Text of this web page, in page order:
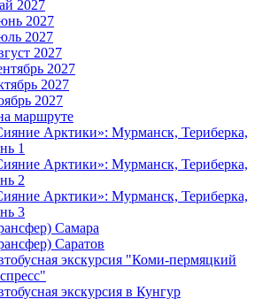
2027
2027
2027
2027
2027
2027
2027
маршруте
Арктики»: Мурманск, Териберка,
1
Арктики»: Мурманск, Териберка,
2
Арктики»: Мурманск, Териберка,
3
Самара
Саратов
экскурсия "Коми-пермяцкий
экскурсия в Кунгур